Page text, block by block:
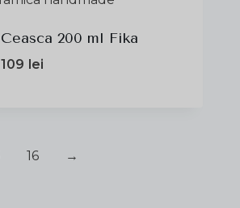
Ceasca 200 ml Fika
109 lei
16 →